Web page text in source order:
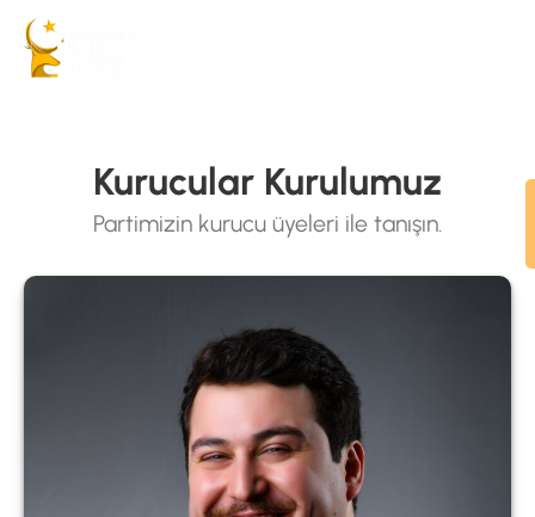
Kurucular Kurulumuz
Partimizin kurucu üyeleri ile tanışın.